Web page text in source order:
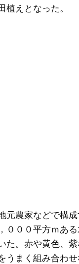
植えとなった。
元農家などで構
０００平方ｍあ
た。赤や黄色、
うまく組み合わ